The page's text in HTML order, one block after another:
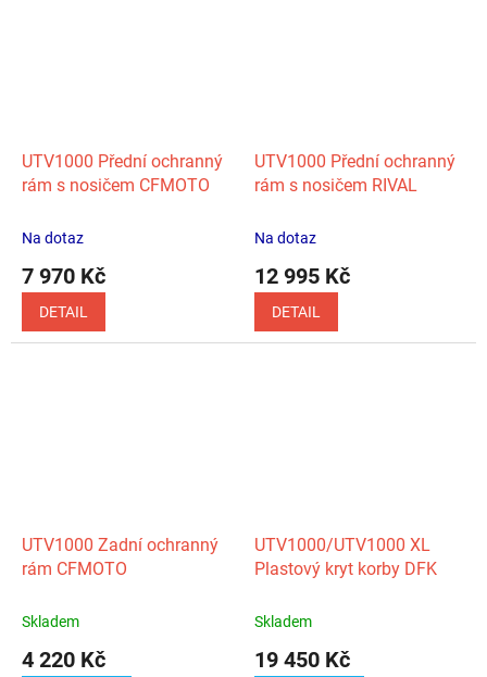
UTV1000 Přední ochranný
rám s nosičem CFMOTO
Na dotaz
7 970 Kč
DETAIL
UTV1000 Přední ochranný
rám s nosičem RIVAL
Na dotaz
12 995 Kč
DETAIL
UTV1000 Zadní ochranný
rám CFMOTO
Skladem
4 220 Kč
UTV1000/UTV1000 XL
Plastový kryt korby DFK
Skladem
19 450 Kč